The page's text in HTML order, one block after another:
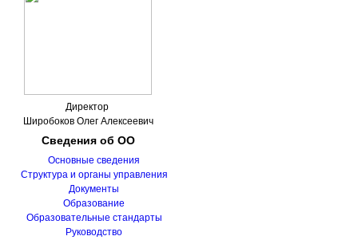
Директор
Широбоков Олег Алексеевич
Сведенияоб ОО
Основные сведения
Структура и органы управления
Документы
Образование
Образовательные стандарты
Руководство